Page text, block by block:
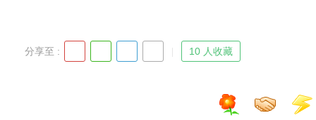
分享至 : 10 人收藏